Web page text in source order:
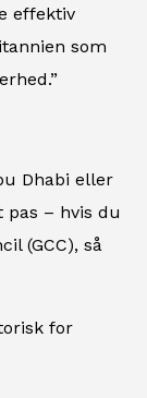
effektiv
som
Dhabi eller
pas – hvis du
(GCC), så
for